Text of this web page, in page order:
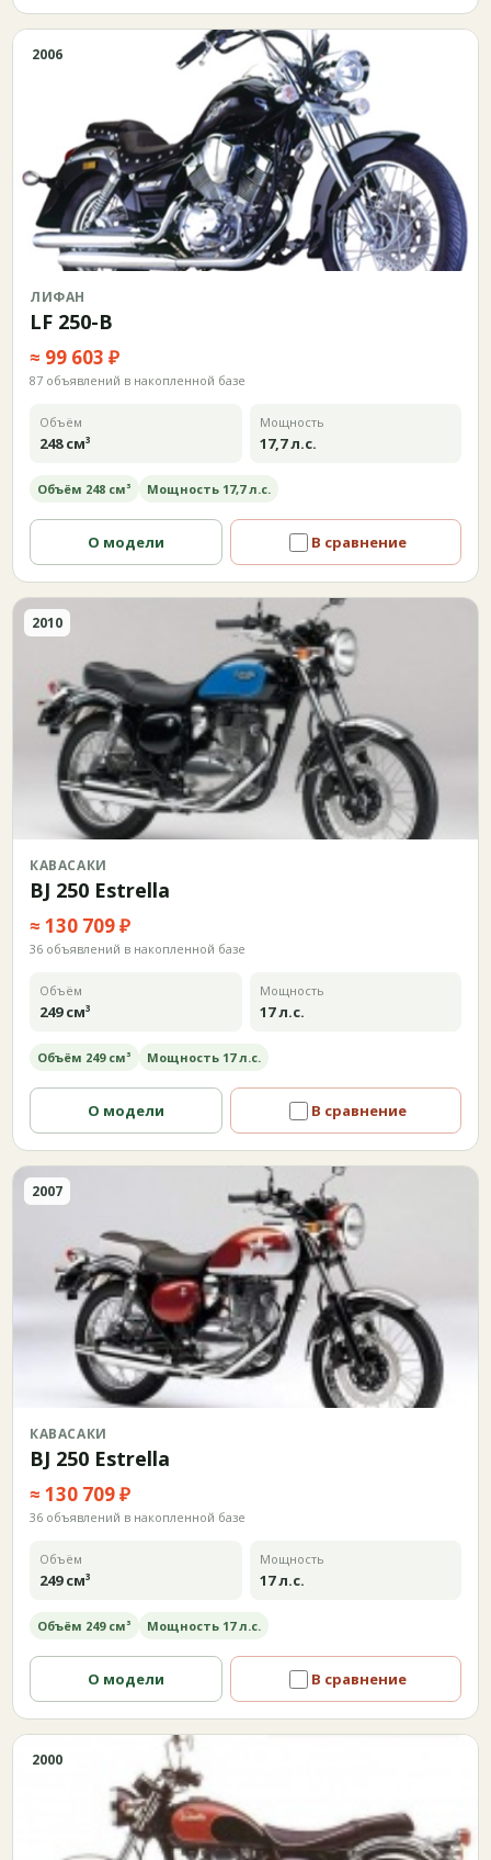
2006
ЛИФАН
LF 250-B
≈ 99 603 ₽
87 объявлений в накопленной базе
Объём
248 см³
Мощность
17,7 л.с.
Объём 248 см³ Мощность 17,7 л.с.
О модели В сравнение
2010
КАВАСАКИ
BJ 250 Estrella
≈ 130 709 ₽
36 объявлений в накопленной базе
Объём
249 см³
Мощность
17 л.с.
Объём 249 см³ Мощность 17 л.с.
О модели В сравнение
2007
КАВАСАКИ
BJ 250 Estrella
≈ 130 709 ₽
36 объявлений в накопленной базе
Объём
249 см³
Мощность
17 л.с.
Объём 249 см³ Мощность 17 л.с.
О модели В сравнение
2000